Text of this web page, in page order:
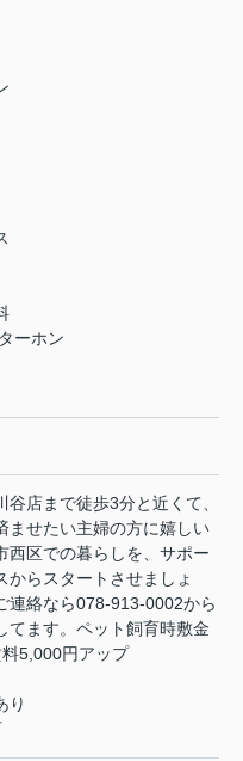
ーホン
谷店まで徒歩3分と近くて、
ませたい主婦の方に嬉しい
西区での暮らしを、サポー
からスタートさせましょ
連絡なら078-913-0002から
てます。ペット飼育時敷金
5,000円アップ
り